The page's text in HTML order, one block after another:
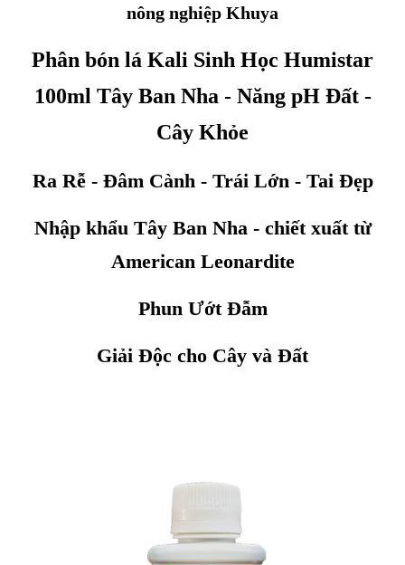
nông nghiệp Khuya
Phân bón lá Kali Sinh Học Humistar
100ml Tây Ban Nha - Năng pH Đất -
Cây Khỏe
Ra Rễ - Đâm Cành - Trái Lớn - Tai Đẹp
Nhập khẩu Tây Ban Nha - chiết xuất từ
American Leonardite
Phun Ướt Đẫm
Giải Độc cho Cây và Đất